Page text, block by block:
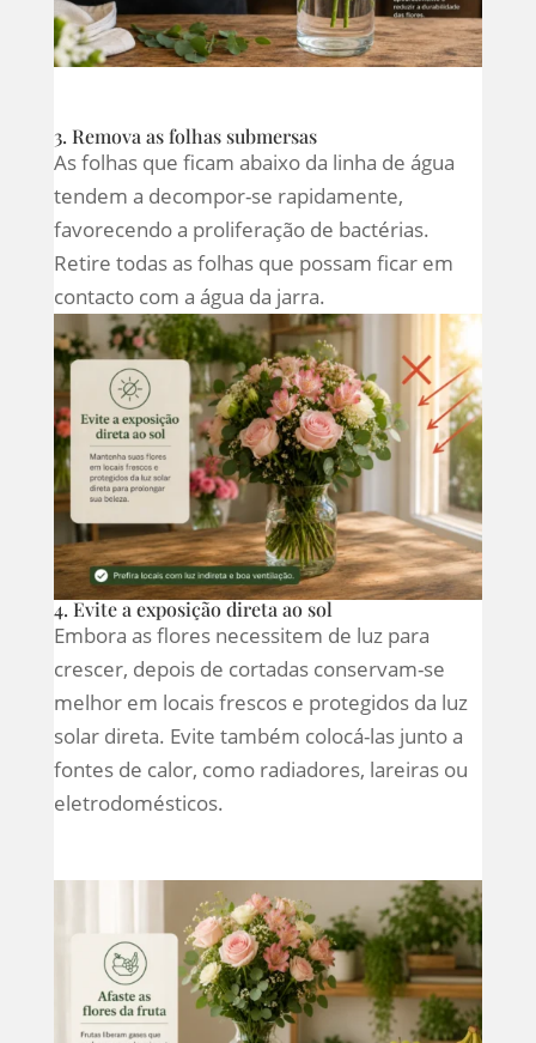
3. Remova as folhas submersas
As folhas que ficam abaixo da linha de água
tendem a decompor-se rapidamente,
favorecendo a proliferação de bactérias.
Retire todas as folhas que possam ficar em
contacto com a água da jarra.
4. Evite a exposição direta ao sol
Embora as flores necessitem de luz para
crescer, depois de cortadas conservam-se
melhor em locais frescos e protegidos da luz
solar direta. Evite também colocá-las junto a
fontes de calor, como radiadores, lareiras ou
eletrodomésticos.